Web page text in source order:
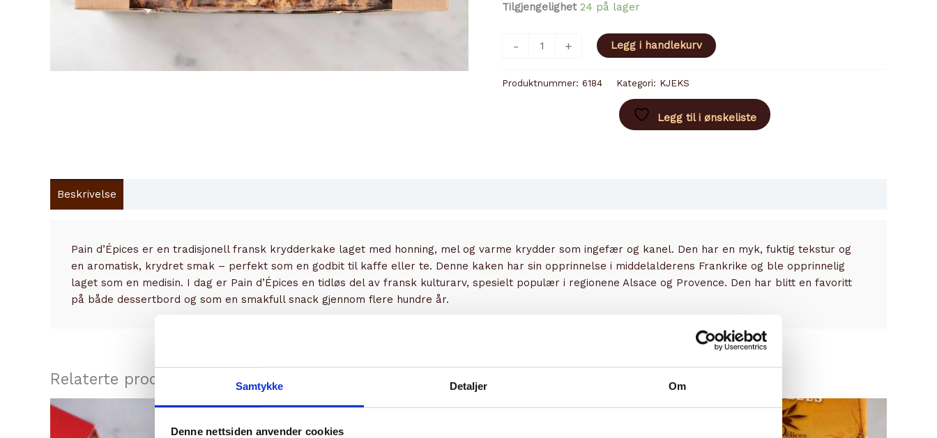
Samtykke Detaljer Om
Denne nettsiden anvender cookies
Tilgjengelighet 24 på lager
- + Legg i handlekurv
Produktnummer: 6184 Kategori: KJEKS
Legg til i ønskeliste
Beskrivelse
Pain d’Épices er en tradisjonell fransk krydderkake laget med honning, mel og varme krydder som ingefær og kanel. Den har en myk, fuktig tekstur og
en aromatisk, krydret smak – perfekt som en godbit til kaffe eller te. Denne kaken har sin opprinnelse i middelalderens Frankrike og ble opprinnelig
laget som en medisin. I dag er Pain d’Épices en tidløs del av fransk kulturarv, spesielt populær i regionene Alsace og Provence. Den har blitt en favoritt
på både dessertbord og som en smakfull snack gjennom flere hundre år.
Relaterte produkter